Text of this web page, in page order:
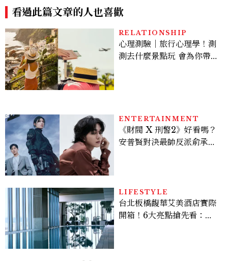
看過此篇文章的人也喜歡
RELATIONSHIP
心理測驗｜旅行心理學！測
測去什麼景點玩 會為你帶來
ENTERTAINMENT
《財閥 X 刑警2》好看嗎？
安普賢對決最帥反派俞承
多大？
LIFESTYLE
台北板橋馥華艾美酒店實際
開箱！6大亮點搶先看：新